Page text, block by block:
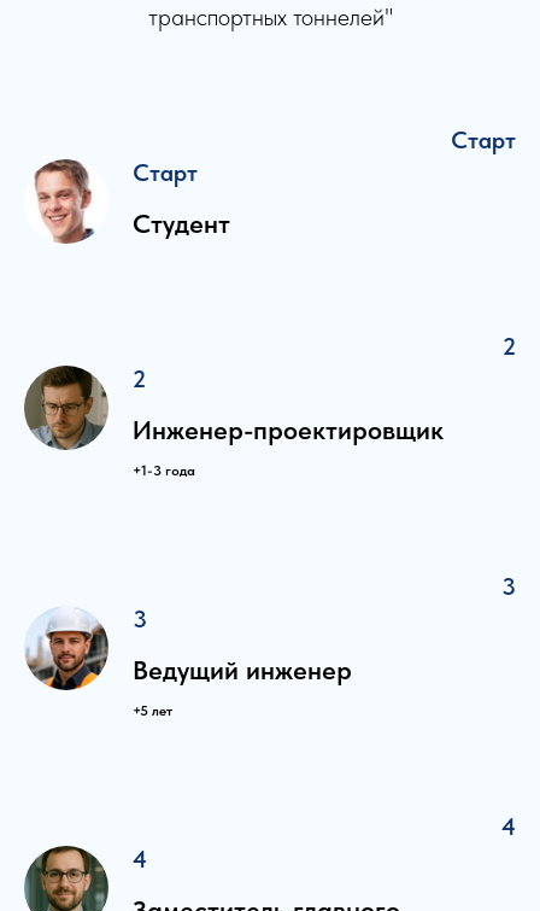
транспортных тоннелей"
Старт
Старт
Студент
2
2
Инженер-проектировщик
+1-3 года
3
3
Ведущий инженер
+5 лет
4
4